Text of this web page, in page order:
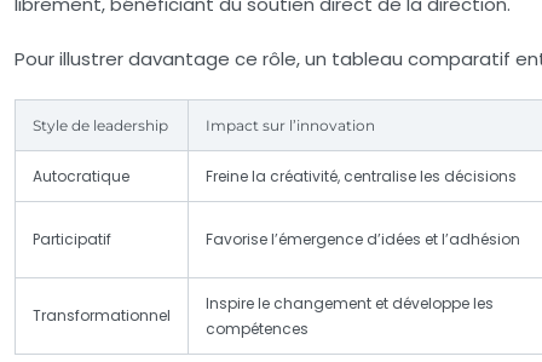
Pour illustrer davantage ce rôle, un tableau comparatif
Style de leadership Impact sur l’innovation
Autocratique Freine la créativité, centralise les décisions
Participatif Favorise l’émergence d’idées et l’adhésion
Transformationnel
Inspire le changement et développe les
compétences